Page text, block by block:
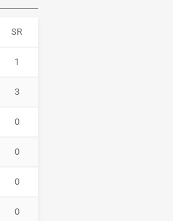
SR
1
3
0
0
0
0